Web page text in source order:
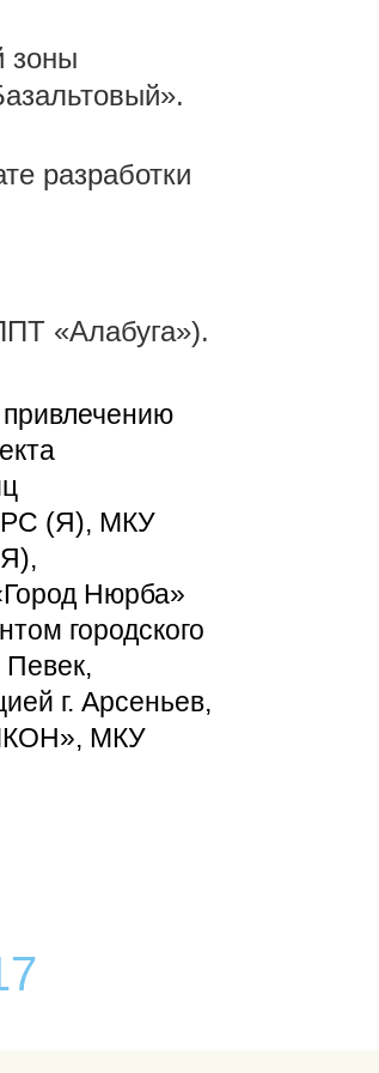
зоны
разработки
«Алабуга»).
РС (Я), МКУ
Нюрба»
городского
г. Арсеньев,
МКУ